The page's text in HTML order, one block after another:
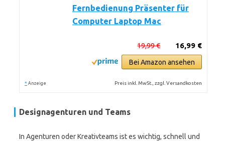
Fernbedienung Präsenter für
Computer Laptop Mac
16,99 €
19,99 €
Bei Amazon ansehen
* Anzeige Preis inkl. MwSt., zzgl. Versandkosten
Designagenturen und Teams
In Agenturen oder Kreativteams ist es wichtig, schnell und